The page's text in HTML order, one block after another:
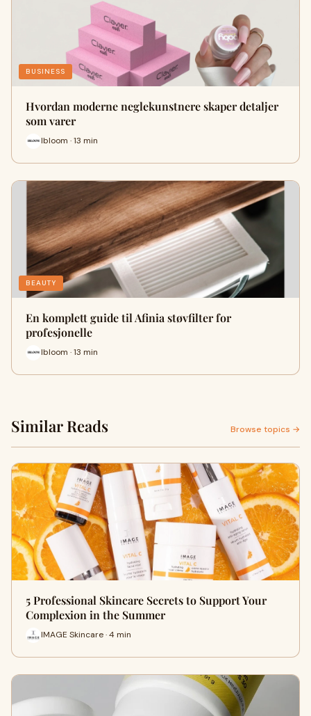
BUSINESS
Hvordan moderne neglekunstnere skaper detaljer
som varer
Ibloom · 13 min
BEAUTY
En komplett guide til Afinia støvfilter for
profesjonelle
Ibloom · 13 min
Similar Reads Browse topics →
5 Professional Skincare Secrets to Support Your
Complexion in the Summer
IMAGE Skincare · 4 min